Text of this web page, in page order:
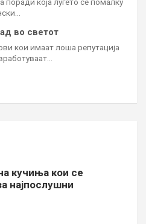
поради која луѓето сè помалку
во светот
кои имаат лоша репутација
кучиња кои се
најпослушни